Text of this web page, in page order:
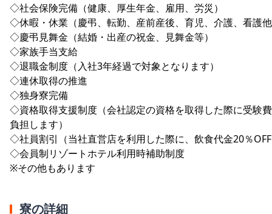
◇社会保険完備（健康、厚生年金、雇用、労災）
◇休暇・休業（慶弔、転勤、産前産後、育児、介護、看護
◇慶弔見舞金（結婚・出産の祝金、見舞金等）
◇家族手当支給
◇退職金制度（入社3年経過で対象となります）
◇連休取得の推進
◇独身寮完備
◇資格取得支援制度（会社認定の資格を取得した際に受験
負担します）
◇社員割引（当社直営店を利用した際に、飲食代金20％
◇会員制リゾートホテル利用時補助制度
※その他もあります
寮の詳細